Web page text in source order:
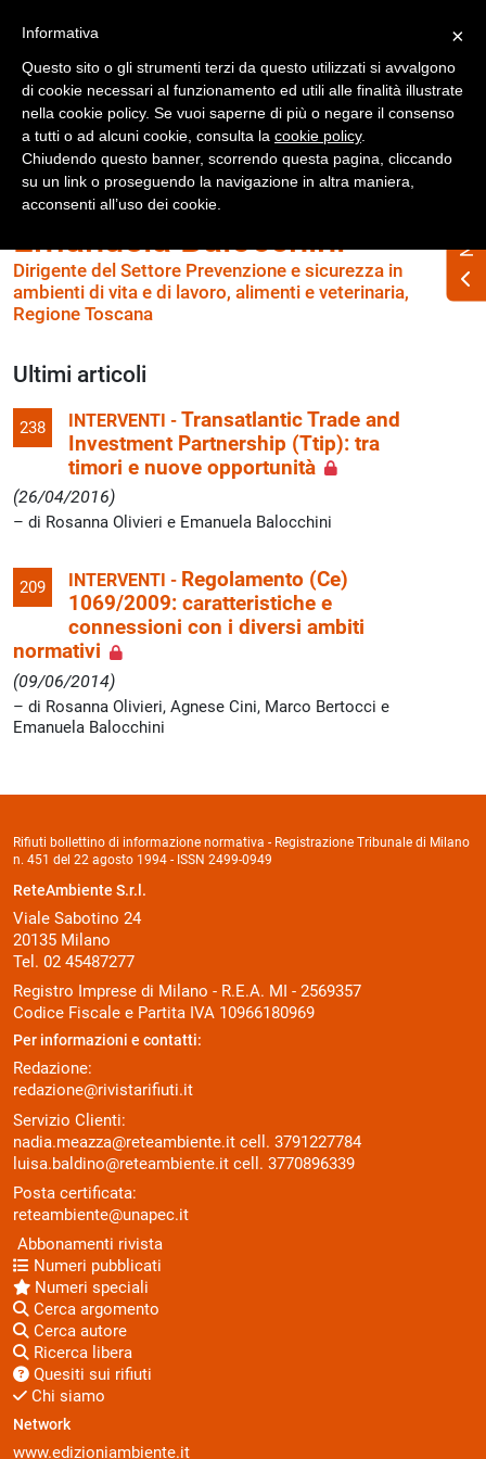
Accedi
Emanuela Balocchini
Dirigente del Settore Prevenzione e sicurezza in
ambienti di vita e di lavoro, alimenti e veterinaria,
Regione Toscana
Ultimi articoli
238 INTERVENTI - Transatlantic Trade and
Investment Partnership (Ttip): tra
timori e nuove opportunità
(26/04/2016)
di Rosanna Olivieri e Emanuela Balocchini
209 INTERVENTI - Regolamento (Ce)
1069/2009: caratteristiche e
connessioni con i diversi ambiti
normativi
(09/06/2014)
di Rosanna Olivieri, Agnese Cini, Marco Bertocci e
Emanuela Balocchini
Rifiuti bollettino di informazione normativa - Registrazione Tribunale di Milano
n. 451 del 22 agosto 1994 - ISSN 2499-0949
ReteAmbiente S.r.l.
Viale Sabotino 24
20135 Milano
Tel. 02 45487277
Registro Imprese di Milano - R.E.A. MI - 2569357
Codice Fiscale e Partita IVA 10966180969
Per informazioni e contatti:
Redazione:
redazione@rivistarifiuti.it
Servizio Clienti:
nadia.meazza@reteambiente.it cell. 3791227784
luisa.baldino@reteambiente.it cell. 3770896339
Posta certificata:
reteambiente@unapec.it
Abbonamenti rivista
Numeri pubblicati
Numeri speciali
Cerca argomento
Cerca autore
Ricerca libera
Quesiti sui rifiuti
Chi siamo
Network
www.edizioniambiente.it
×
Informativa
Questo sito o gli strumenti terzi da questo utilizzati si avvalgono
di cookie necessari al funzionamento ed utili alle finalità illustrate
nella cookie policy. Se vuoi saperne di più o negare il consenso
a tutti o ad alcuni cookie, consulta la cookie policy.
Chiudendo questo banner, scorrendo questa pagina, cliccando
su un link o proseguendo la navigazione in altra maniera,
acconsenti all’uso dei cookie.